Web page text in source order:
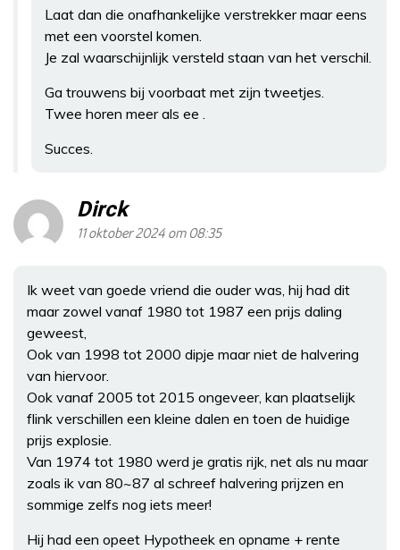
Laat dan die onafhankelijke verstrekker maar eens
met een voorstel komen.
Je zal waarschijnlijk versteld staan van het verschil.
Ga trouwens bij voorbaat met zijn tweetjes.
Twee horen meer als ee .
Succes.
Dirck
11 oktober 2024 om 08:35
Ik weet van goede vriend die ouder was, hij had dit
maar zowel vanaf 1980 tot 1987 een prijs daling
geweest,
Ook van 1998 tot 2000 dipje maar niet de halvering
van hiervoor.
Ook vanaf 2005 tot 2015 ongeveer, kan plaatselijk
flink verschillen een kleine dalen en toen de huidige
prijs explosie.
Van 1974 tot 1980 werd je gratis rijk, net als nu maar
zoals ik van 80~87 al schreef halvering prijzen en
sommige zelfs nog iets meer!
Hij had een opeet Hypotheek en opname + rente